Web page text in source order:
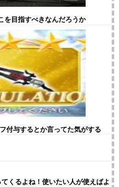
を目指すべきなんだろうか
付与するとか言ってた気がする
てくるよね！使いたい人が使えばよ